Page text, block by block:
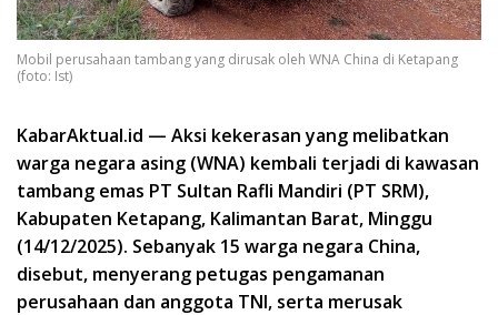
Mobil perusahaan tambang yang dirusak oleh WNA China di Ketapang
(foto: Ist)
KabarAktual.id — Aksi kekerasan yang melibatkan
warga negara asing (WNA) kembali terjadi di kawasan
tambang emas PT Sultan Rafli Mandiri (PT SRM),
Kabupaten Ketapang, Kalimantan Barat, Minggu
(14/12/2025). Sebanyak 15 warga negara China,
disebut, menyerang petugas pengamanan
perusahaan dan anggota TNI, serta merusak